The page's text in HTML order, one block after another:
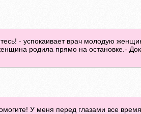
- успокаивает врач молодую
родила прямо на остановке.-
У меня перед глазами все